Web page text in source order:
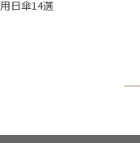
用日傘14選